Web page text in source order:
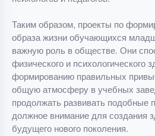
Таким образом, проекты по
образа жизни обучающихся
важную роль в обществе. Они
физического и психологического
формированию правильных
общую атмосферу в учебных
продолжать развивать подобные
должное внимание для создания
будущего нового поколения.